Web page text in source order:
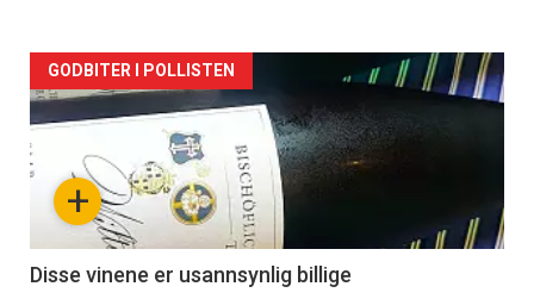
Forsiden
akkurat
nå
3
+
GODBITER I POLLISTEN
Disse vinene er usannsynlig billige